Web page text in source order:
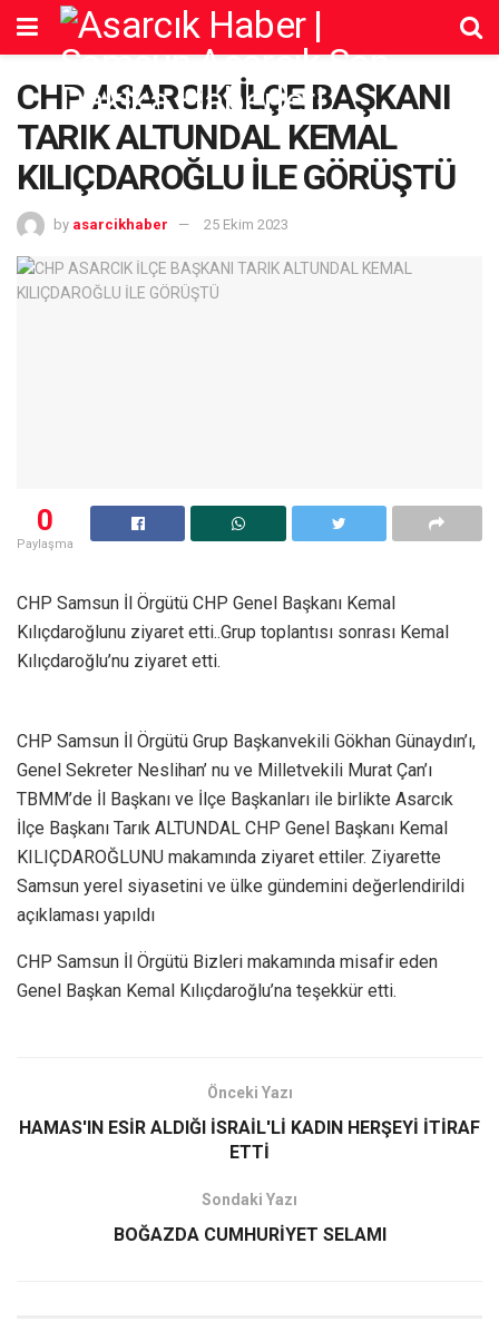
CHP ASARCIK İLÇE BAŞKANI
TARIK ALTUNDAL KEMAL
KILIÇDAROĞLU İLE GÖRÜŞTÜ
by asarcikhaber 25 Ekim 2023
0
Paylaşma
CHP Samsun İl Örgütü CHP Genel Başkanı Kemal
Kılıçdaroğlunu ziyaret etti..Grup toplantısı sonrası Kemal
Kılıçdaroğlu’nu ziyaret etti.
CHP Samsun İl Örgütü Grup Başkanvekili Gökhan Günaydın’ı,
Genel Sekreter Neslihan’ nu ve Milletvekili Murat Çan’ı
TBMM’de İl Başkanı ve İlçe Başkanları ile birlikte Asarcık
İlçe Başkanı Tarık ALTUNDAL CHP Genel Başkanı Kemal
KILIÇDAROĞLUNU makamında ziyaret ettiler. Ziyarette
Samsun yerel siyasetini ve ülke gündemini değerlendirildi
açıklaması yapıldı
CHP Samsun İl Örgütü Bizleri makamında misafir eden
Genel Başkan Kemal Kılıçdaroğlu’na teşekkür etti.
Önceki Yazı
HAMAS'IN ESİR ALDIĞI İSRAİL'Lİ KADIN HERŞEYİ İTİRAF
ETTİ
Sondaki Yazı
BOĞAZDA CUMHURİYET SELAMI